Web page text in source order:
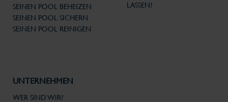
SEINEN POOL BEHEIZEN
SEINEN POOL SICHERN
SEINEN POOL REINIGEN
LASSEN?
UNTERNEHMEN
WER SIND WIR?